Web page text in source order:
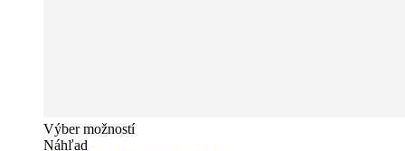
Výber možnostíTento
Náhľad